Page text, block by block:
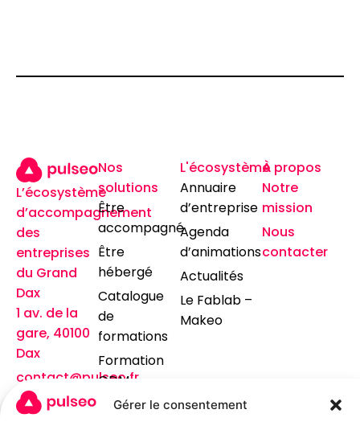
Gérer le consentement
L’écosystème
d’accompagnement
des
entreprises
du Grand
Dax
1 av. de la
gare, 40100
Dax
contact@pulseo.fr
05 24 26 30
Nos
solutions
Être
accompagné
Être
hébergé
Catalogue
de
formations
Formation
GDM
Organiser un
L'écosystème
Annuaire
d’entreprise
Agenda
d’animations
Actualités
Le Fablab –
Makeo
À propos
Notre
mission
Nous
contacter